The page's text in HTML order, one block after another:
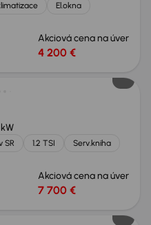
El.okna
Akciová cena na úver
4 200 €
kW
SR 1.2 TSI
Serv.kniha
Akciová cena na úver
7 700 €